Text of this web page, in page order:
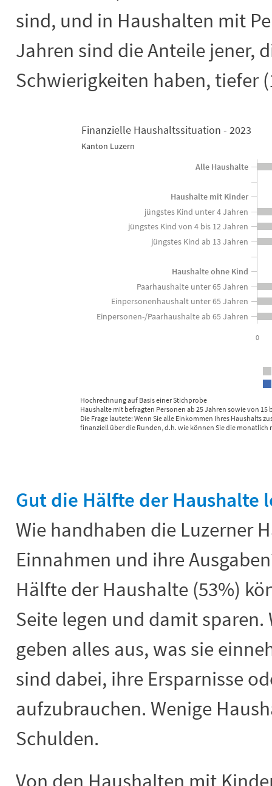
sind, und in Haushalten mit
Jahren sind die Anteile jener,
Schwierigkeiten haben, tiefer
Finanzielle Haushaltssituation - 2023
View as data table, Finanzielle Haushaltssituation - 2023
The chart has 1 X axis displaying categories.
The chart has 1 Y axis displaying in Prozent der Haushalte.
Hochrechnung auf Basis einer Stichprobe
Haushalte mit befragten Personen ab 25 Jahren sowie von
Die Frage lautete: Wenn Sie alle Einkommen Ihres Haushalts
finanziell über die Runden, d.h. wie können Sie die monatlich
Finanzielle Haushaltssituation - 2023
Kanton Luzern
0
Einpersonen-/Paarhaushalte ab 65 Jahren
Einpersonenhaushalt unter 65 Jahren
Paarhaushalte unter 65 Jahren
Haushalte ohne Kind
jüngstes Kind ab 13 Jahren
jüngstes Kind von 4 bis 12 Jahren
jüngstes Kind unter 4 Jahren
Haushalte mit Kinder
Alle Haushalte
Gut die Hälfte der Haushalte
Wie handhaben die Luzerner
Einnahmen und ihre
Hälfte der Haushalte (53%)
Seite legen und damit sparen.
geben alles aus, was sie
sind dabei, ihre Ersparnisse
aufzubrauchen. Wenige
Schulden.
Von den Haushalten mit